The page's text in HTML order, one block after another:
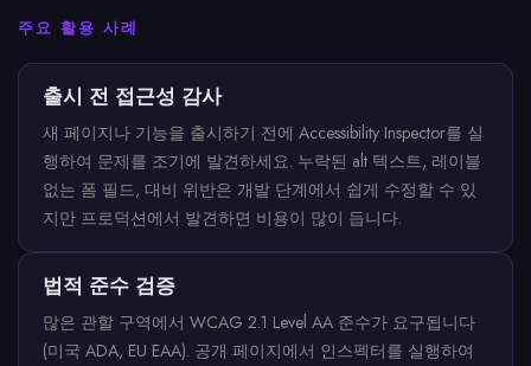
주요 활용 사례
출시 전 접근성 감사
새 페이지나 기능을 출시하기 전에 Accessibility Inspector를 실
행하여 문제를 조기에 발견하세요. 누락된 alt 텍스트, 레이블
없는 폼 필드, 대비 위반은 개발 단계에서 쉽게 수정할 수 있
지만 프로덕션에서 발견하면 비용이 많이 듭니다.
법적 준수 검증
많은 관할 구역에서 WCAG 2.1 Level AA 준수가 요구됩니다
(미국 ADA, EU EAA). 공개 페이지에서 인스펙터를 실행하여